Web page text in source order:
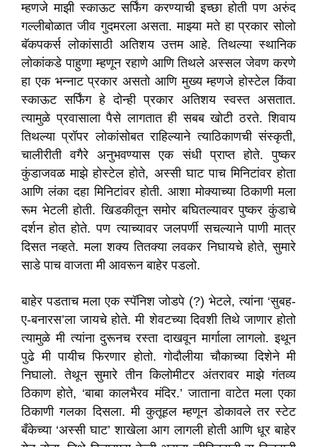
म्हणजे माझी स्काऊट सर्फिंग करण्याची इच्छा होती पण अरुंद
गल्लीबोळात जीव गुदमरला असता. माझ्या मते हा प्रकार सोलो
बॅकपकर्स लोकांसाठी अतिशय उत्तम आहे. तिथल्या स्थानिक
लोकांकडे पाहुणा म्हणून रहाणे आणि तिथले अस्सल जेवण करणे
हा एक भन्नाट प्रकार असतो आणि मुख्य म्हणजे होस्टेल किंवा
स्काऊट सर्फिंग हे दोन्ही प्रकार अतिशय स्वस्त असतात.
त्यामुळे प्रवासाला पैसे लागतात ही सबब खोटी ठरते. शिवाय
तिथल्या प्रॉपर लोकांसोबत राहिल्याने त्याठिकाणची संस्कृती,
चालीरीती वगैरे अनुभवण्यास एक संधी प्राप्त होते. पुष्कर
कुंडाजवळ माझे होस्टेल होते, अस्सी घाट पाच मिनिटांवर होता
आणि लंका दहा मिनिटांवर होती. आशा मोक्याच्या ठिकाणी मला
रूम भेटली होती. खिडकीतून समोर बघितल्यावर पुष्कर कुंडाचे
दर्शन होत होते. पण त्याच्यावर जलपर्णी सचल्याने पाणी मात्र
दिसत नव्हते. मला शक्य तितक्या लवकर निघायचे होते, सुमारे
साडे पाच वाजता मी आवरून बाहेर पडलो.
बाहेर पडताच मला एक स्पॅनिश जोडपे (?) भेटले, त्यांना ‘सुबह-
ए-बनारस’ला जायचे होते. मी शेवटच्या दिवशी तिथे जाणार होतो
त्यामुळे मी त्यांना दुरूनच रस्ता दाखवून मार्गाला लागलो. इथून
पुढे मी पायीच फिरणार होतो. गोदौलीया चौकाच्या दिशेने मी
निघालो. तेथून सुमारे तीन किलोमीटर अंतरावर माझे गंतव्य
ठिकाण होते, ‘बाबा कालभैरव मंदिर.’ जाताना वाटेत मला एका
ठिकाणी गलका दिसला. मी कुतूहल म्हणून डोकावले तर स्टेट
बँकेच्या ‘अस्सी घाट’ शाखेला आग लागली होती आणि धूर बाहेर